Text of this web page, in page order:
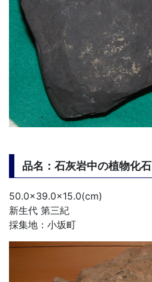
品名：石灰岩中の植物化石
50.0×39.0×15.0(cm)
新生代 第三紀
採集地：小坂町